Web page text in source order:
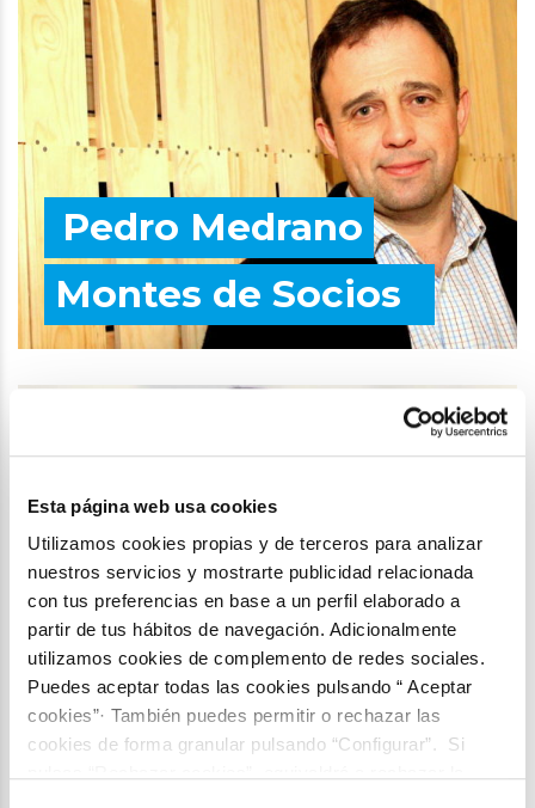
Esta página web usa cookies
Utilizamos cookies propias y de terceros para analizar
nuestros servicios y mostrarte publicidad relacionada
con tus preferencias en base a un perfil elaborado a
partir de tus hábitos de navegación. Adicionalmente
utilizamos cookies de complemento de redes sociales.
Puedes aceptar todas las cookies pulsando “ Aceptar
cookies”· También puedes permitir o rechazar las
cookies de forma granular pulsando “Configurar”. Si
Pedro Medrano
Montes de Socios
Victor Durán
Vigilantes de lagos